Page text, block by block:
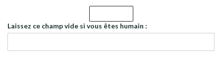
Laissez ce champ vide si vous êtes humain :